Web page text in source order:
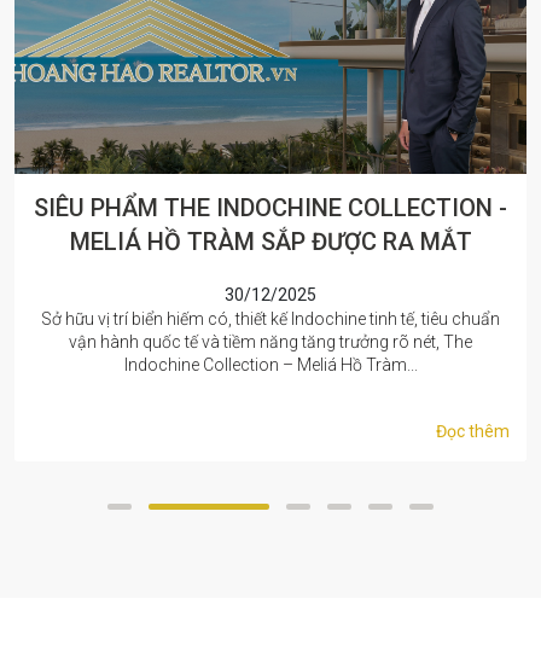
SIÊU PHẨM THE INDOCHINE COLLECTION -
MELIÁ HỒ TRÀM SẮP ĐƯỢC RA MẮT
30/12/2025
Sở hữu vị trí biển hiếm có, thiết kế Indochine tinh tế, tiêu chuẩn
vận hành quốc tế và tiềm năng tăng trưởng rõ nét, The
Indochine Collection – Meliá Hồ Tràm...
Đọc thêm